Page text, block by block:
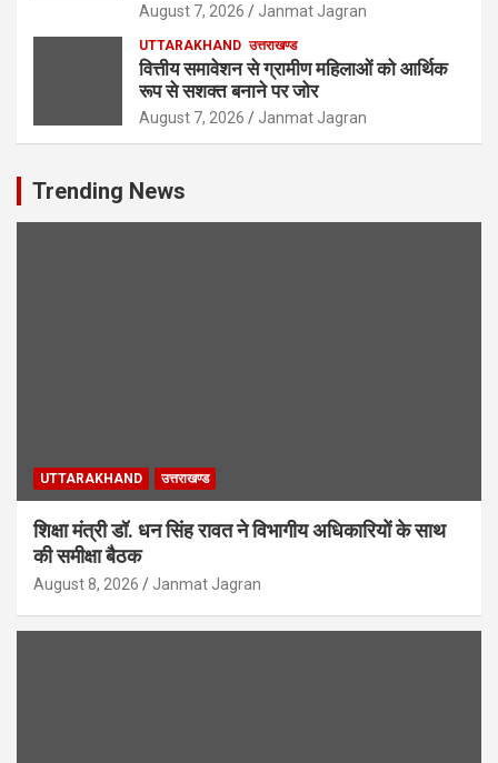
August 7, 2026 Janmat Jagran
UTTARAKHAND उत्तराखण्ड
वित्तीय समावेशन से ग्रामीण महिलाओं को आर्थिक
रूप से सशक्त बनाने पर जोर
August 7, 2026 Janmat Jagran
Trending News
UTTARAKHAND उत्तराखण्ड
शिक्षा मंत्री डॉ. धन सिंह रावत ने विभागीय अधिकारियों के साथ
की समीक्षा बैठक
August 8, 2026 Janmat Jagran